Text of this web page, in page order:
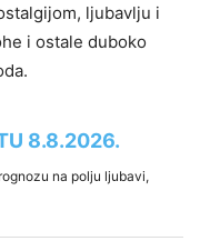
ljubavlju i
i ostale duboko